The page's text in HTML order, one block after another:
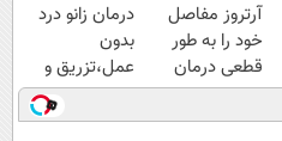
آرتروز مفاصل
خود را به طور
قطعی درمان
کنید!
◗پرسش‌نامه◖
درمان زانو درد
بدون
عمل،تزریق و
دارو
(◂پرسش‌نامه)